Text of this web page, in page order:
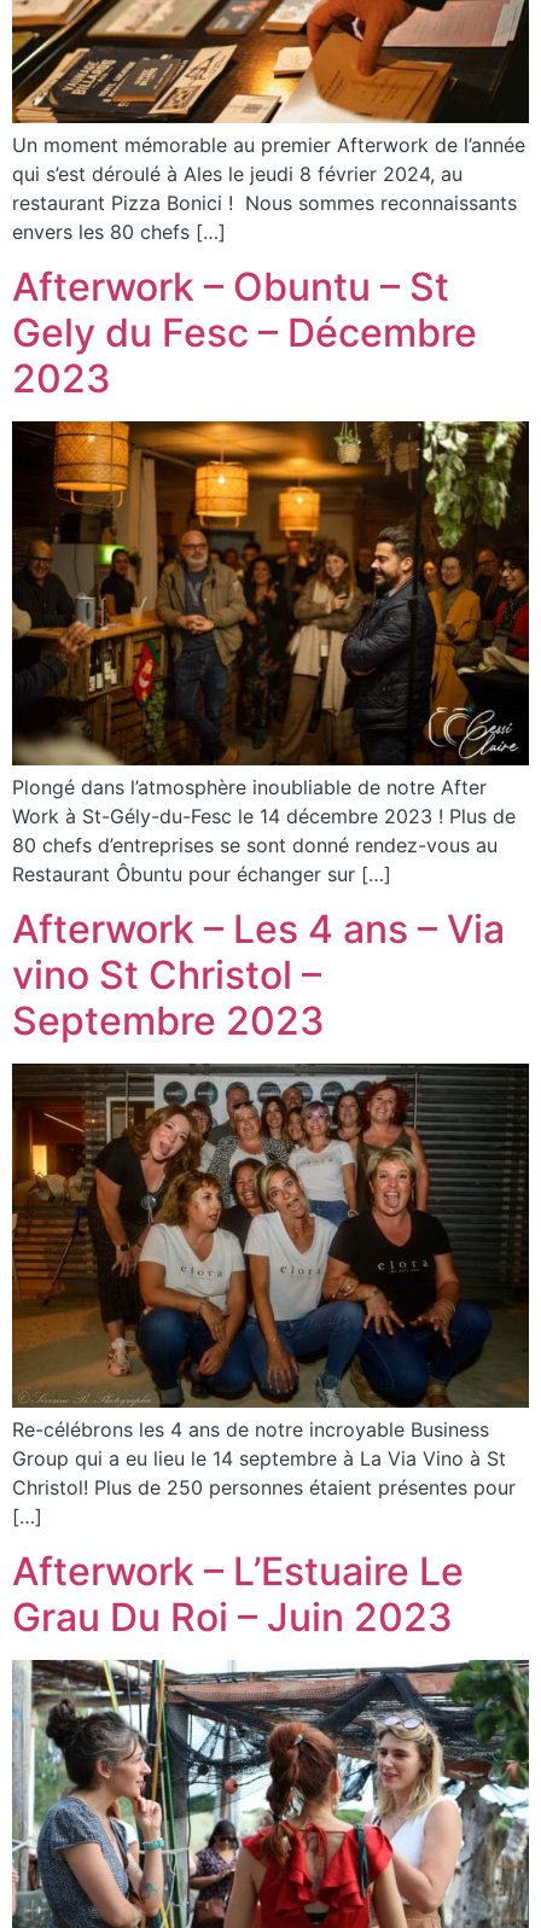
Un moment mémorable au premier Afterwork de l’année
qui s’est déroulé à Ales le jeudi 8 février 2024, au
restaurant Pizza Bonici ! Nous sommes reconnaissants
envers les 80 chefs […]
Afterwork – Obuntu – St
Gely du Fesc – Décembre
2023
Plongé dans l’atmosphère inoubliable de notre After
Work à St-Gély-du-Fesc le 14 décembre 2023 ! Plus de
80 chefs d’entreprises se sont donné rendez-vous au
Restaurant Ôbuntu pour échanger sur […]
Afterwork – Les 4 ans – Via
vino St Christol –
Septembre 2023
Re-célébrons les 4 ans de notre incroyable Business
Group qui a eu lieu le 14 septembre à La Via Vino à St
Christol! Plus de 250 personnes étaient présentes pour
[…]
Afterwork – L’Estuaire Le
Grau Du Roi – Juin 2023